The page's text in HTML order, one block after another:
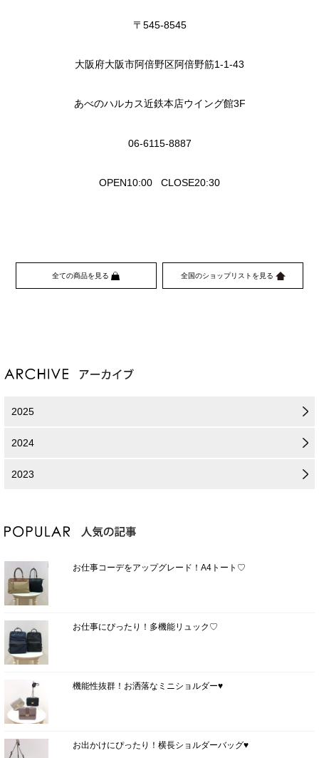
〒 545-8545
大阪府大阪市阿倍野区阿倍野筋1-1-43
あべのハルカス近鉄本店ウイング館3F
06-6115-8887
OPEN10:00 CLOSE20:30
全ての商品を見る 全国のショップリストを見る
2025
2024
2023
お仕事コーデをアップグレード！A4トート♡
お仕事にぴったり！多機能リュック♡
機能性抜群！お洒落なミニショルダー♥
お出かけにぴったり！横長ショルダーバッグ♥